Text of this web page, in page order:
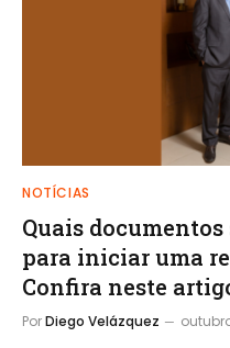
NOTÍCIAS
Quais
para iniciar uma
Confira neste
PorDiego Velázquez